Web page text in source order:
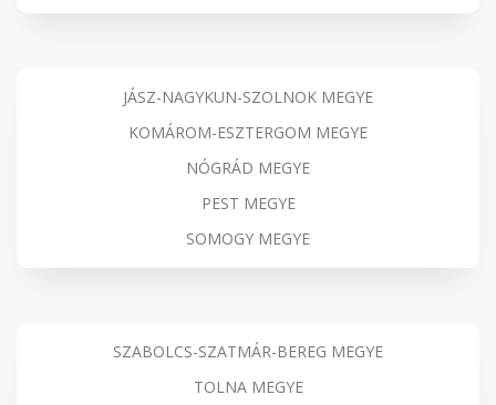
JÁSZ-NAGYKUN-SZOLNOK MEGYE
KOMÁROM-ESZTERGOM MEGYE
NÓGRÁD MEGYE
PEST MEGYE
SOMOGY MEGYE
SZABOLCS-SZATMÁR-BEREG MEGYE
TOLNA MEGYE